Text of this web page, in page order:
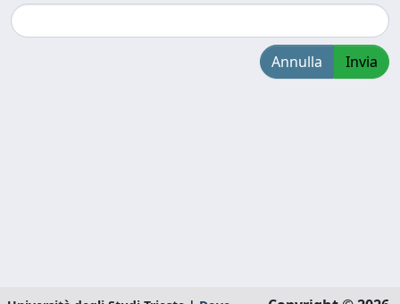
Annulla Invia